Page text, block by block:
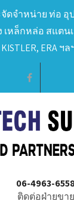
จัดจำหน่าย ท่อ
หล็กหล่อ สแตนเ
ERA ฯล
06-4963-
ติดต่อฝ่ายขาย